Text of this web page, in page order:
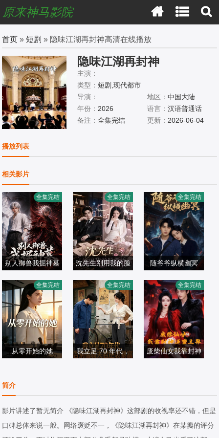
原来神马影院
首页 »短剧 » 隐味江湖再封神高清在线播放
隐味江湖再封神
主演：
类型：短剧,现代都市
导演：
地区： 中国大陆
年份： 2026 语言： 汉语普通话
备注：全集完结 更新： 2026-06-04
播放列表
相关影片
别人御兽我掘神墓
短剧
2026/中国大陆
全集完结
沈先生别用我的脸
短剧
2026/中国大陆
全集完结
随爷爷纵横幽冥
短剧
2026/中国大陆
全集完结
从零开始的她
短剧
2026/中国大陆
全集完结
我立足 70 年代，
2026/中国大陆
全集完结
废柴仙女我靠封神
2026/中国大陆
全集完结
简介
影片讲述了暂无简介 《隐味江湖再封神》这部剧的收视率还不错，但是
口碑总体来说一般。网络褒贬不一，《隐味江湖再封神》在某瓣的评分